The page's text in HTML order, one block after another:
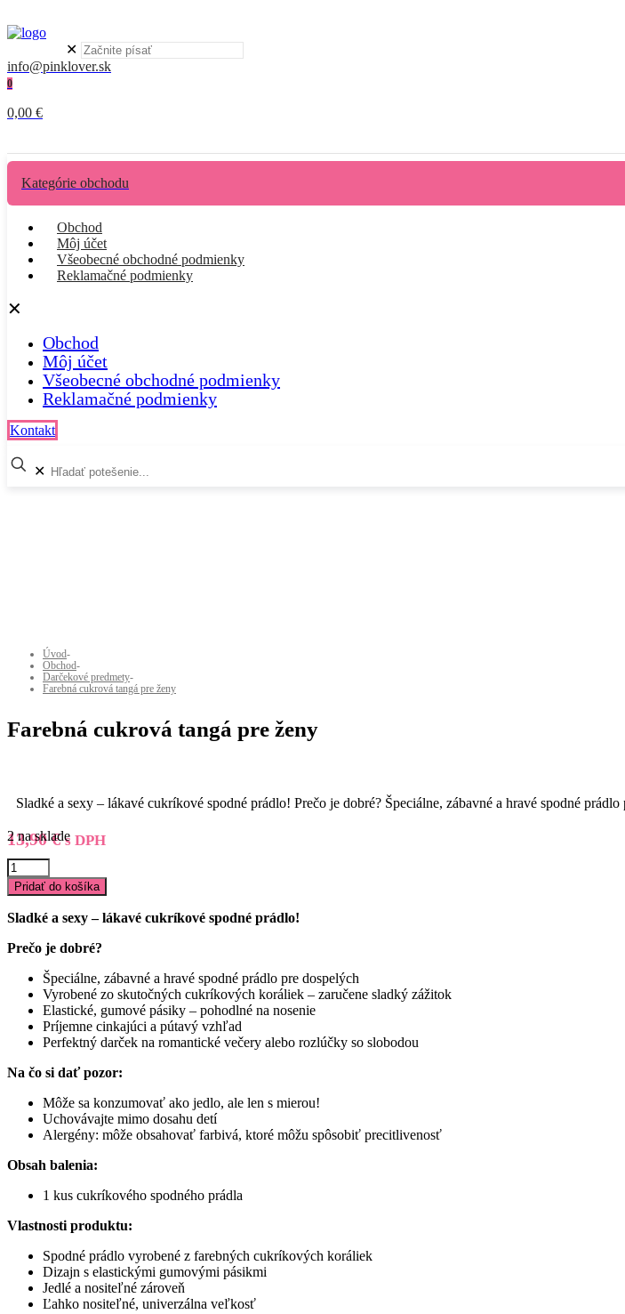
✕
info@pinklover.sk
0
0,00 €
Kategórie obchodu
Obchod
Môj účet
Všeobecné obchodné podmienky
Reklamačné podmienky
✕
Obchod
Môj účet
Všeobecné obchodné podmienky
Reklamačné podmienky
Kontakt
✕
Úvod-
Obchod-
Darčekové predmety-
Farebná cukrová tangá pre ženy
Farebná cukrová tangá pre ženy
Sladké a sexy – lákavé cukríkové spodné prádlo! Prečo je dobré? Špeciálne, zábavné a hravé spodné
13,90€ s DPH
2 na sklade
množstvo
Farebná
cukrová
tangá
ženy
Pridať do košíka
Sladké a sexy – lákavé cukríkové spodné prádlo!
Prečo je dobré?
Špeciálne, zábavné a hravé spodné prádlo pre dospelých
Vyrobené zo skutočných cukríkových koráliek – zaručene sladký zážitok
Elastické, gumové pásiky – pohodlné na nosenie
Príjemne cinkajúci a pútavý vzhľad
Perfektný darček na romantické večery alebo rozlúčky so slobodou
Na čo si dať pozor:
Môže sa konzumovať ako jedlo, ale len s mierou!
Uchovávajte mimo dosahu detí
Alergény: môže obsahovať farbivá, ktoré môžu spôsobiť precitlivenosť
Obsah balenia:
1 kus cukríkového spodného prádla
Vlastnosti produktu:
Spodné prádlo vyrobené z farebných cukríkových koráliek
Dizajn s elastickými gumovými pásikmi
Jedlé a nositeľné zároveň
Ľahko nositeľné, univerzálna veľkosť